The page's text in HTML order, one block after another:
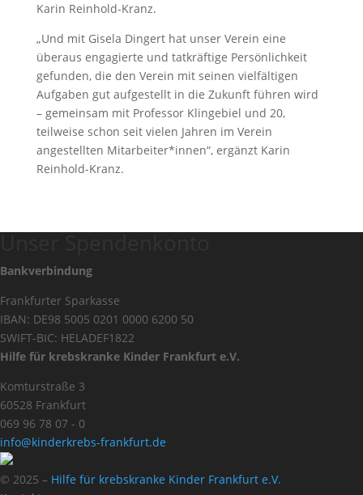
Karin Reinhold-Kranz.
„Und mit Gisela Dingert hat unser Verein eine
überaus engagierte und tatkräftige Persönlichkeit
gefunden, die den Verein mit seinen vielfältigen
Aufgaben gut aufgestellt in die Zukunft führen wird
– gemeinsam mit Professor Klingebiel und 20,
teilweise schon seit vielen Jahren im Verein
angestellten Mitarbeiter*innen“, ergänzt Karin
Reinhold-Kranz.
Bankverbindung
Frankfurter Sparkasse
IBAN: DE98 5005 0201 0000 6200 50
SWIFT-BIC: HELADEF1822
Hilfe für krebskranke Kinder Frankfurt e.V.
Komturstraße 3
60528 Frankfurt
069 96 78 07 - 0
info@kinderkrebs-frankfurt.de
© 2025 – Hilfe für krebskranke Kinder Frankfurt e.V.